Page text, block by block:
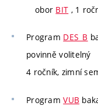
obor BIT , 1
Program DES_B
povinně volitelný
4 ročník, zimní
ProgramVUB